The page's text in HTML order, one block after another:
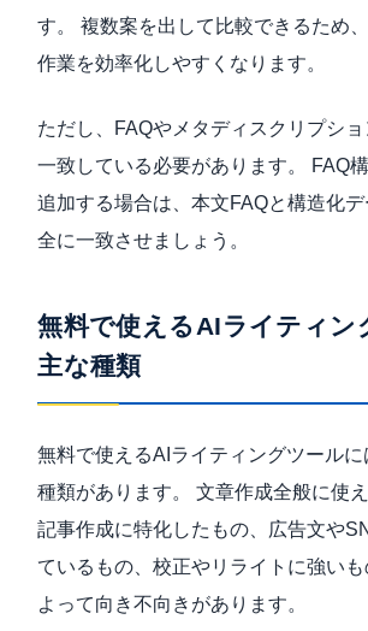
す。 複数案を出して比較できるため
作業を効率化しやすくなります。
ただし、FAQやメタディスクリプシ
一致している必要があります。 FAQ
追加する場合は、本文FAQと構造化
全に一致させましょう。
無料で使えるAIライティン
主な種類
無料で使えるAIライティングツール
種類があります。 文章作成全般に使
記事作成に特化したもの、広告文や
ているもの、校正やリライトに強い
よって向き不向きがあります。